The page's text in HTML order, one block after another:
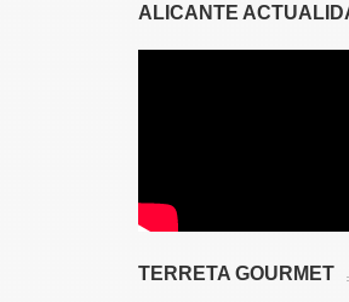
ALICANTE
TERRETA GOURMET